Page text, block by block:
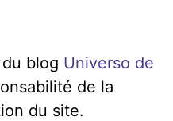
blog Universo de
de la
du site.